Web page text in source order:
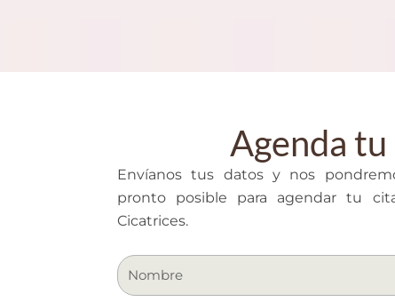
Agenda
Envíanos tus datos y nos
pronto posible para agendar tu
Cicatrices.
N
a